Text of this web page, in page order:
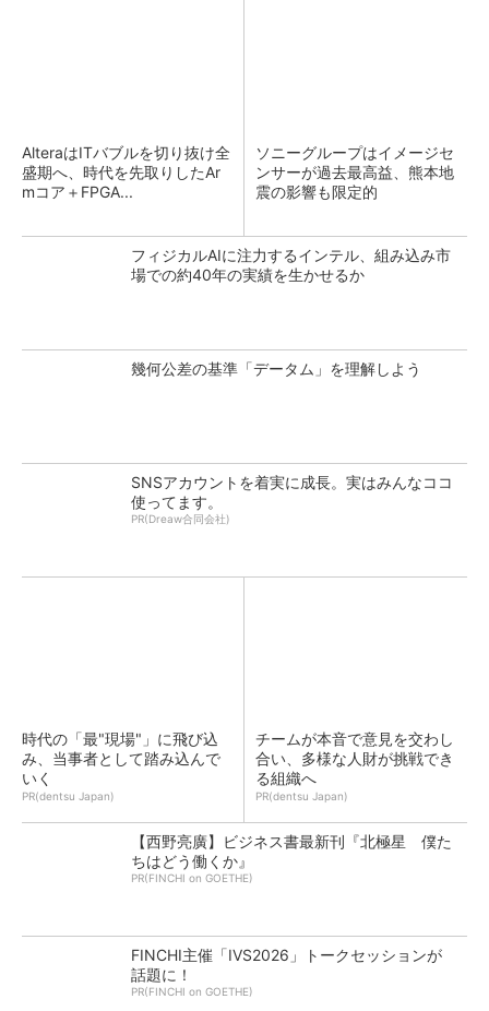
AlteraはITバブルを切り抜け全
盛期へ、時代を先取りしたAr
mコア＋FPGA...
ソニーグループはイメージセ
ンサーが過去最高益、熊本地
震の影響も限定的
フィジカルAIに注力するインテル、組み込み市
場での約40年の実績を生かせるか
幾何公差の基準「データム」を理解しよう
SNSアカウントを着実に成長。実はみんなココ
使ってます。
PR(Dreaw合同会社)
時代の「最"現場"」に飛び込
み、当事者として踏み込んで
いく
PR(dentsu Japan)
チームが本音で意見を交わし
合い、多様な人財が挑戦でき
る組織へ
PR(dentsu Japan)
【西野亮廣】ビジネス書最新刊『北極星 僕た
ちはどう働くか』
PR(FINCHI on GOETHE)
FINCHI主催「IVS2026」トークセッションが
話題に！
PR(FINCHI on GOETHE)